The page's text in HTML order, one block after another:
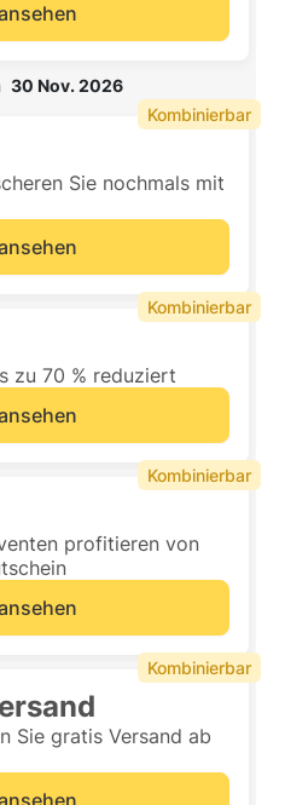
30 Nov. 2026
Sie nochmals mit
Kombinierbar
zu 70 % reduziert
Kombinierbar
profitieren von
Kombinierbar
Sie gratis Versand ab
Kombinierbar